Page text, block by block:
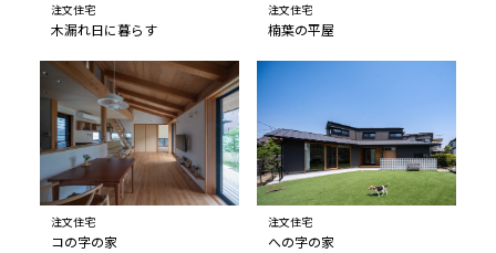
注文住宅
木漏れ日に暮らす
注文住宅
楠葉の平屋
注文住宅
コの字の家
注文住宅
への字の家